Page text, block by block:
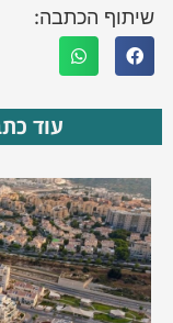
שיתוף הכתבה:
עוד